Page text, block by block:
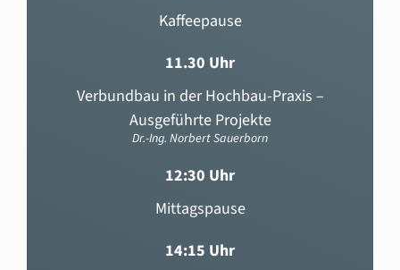
Kaffeepause
11.30 Uhr
Verbundbau in der Hochbau-Praxis –
Ausgeführte Projekte
Dr.-Ing. Norbert Sauerborn
12:30 Uhr
Mittagspause
14:15 Uhr